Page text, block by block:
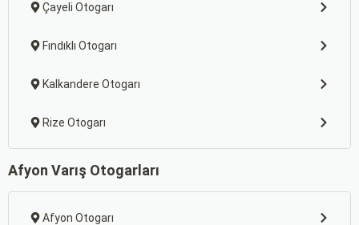
Çayeli Otogarı
Fındıklı Otogarı
Kalkandere Otogarı
Rize Otogarı
Afyon Varış Otogarları
Afyon Otogarı